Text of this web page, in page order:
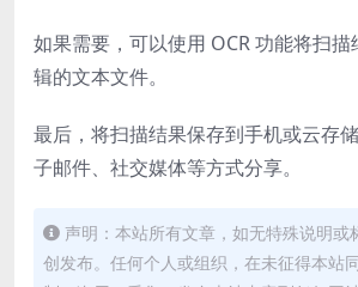
如果需要，可以使用 OCR 功能将扫
辑的文本文件。
最后，将扫描结果保存到手机或云存
子邮件、社交媒体等方式分享。
声明：本站所有文章，如无特殊说明或
创发布。任何个人或组织，在未征得本站